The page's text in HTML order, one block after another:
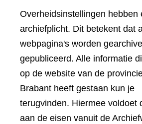
Overheidsinstellingen hebben
archiefplicht. Dit betekent dat
webpagina's worden
gepubliceerd. Alle informatie
op de website van de
Brabant heeft gestaan kun je
terugvinden. Hiermee voldoet
aan de eisen vanuit de